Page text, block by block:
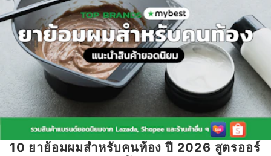
10 ยาย้อมผมสำหรับคนท้อง ปี 2026 สูตรออร์